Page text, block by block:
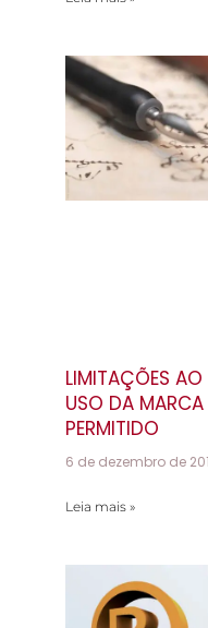
LIMITAÇÕES
USO DA MARCA
PERMITIDO
6 de dezembro de
Leia mais »